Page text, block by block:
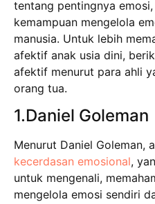
tentang pentingnya
kemampuan mengelola
manusia. Untuk lebih
afektif anak usia dini,
afektif menurut para ahli
orang tua.
1.Daniel Goleman
Menurut Daniel Goleman,
kecerdasan emosional,
untuk mengenali,
mengelola emosi sendiri